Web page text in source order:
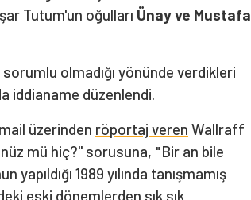
Tutum'un oğulları Ünay ve Mustafa
olmadığı yönünde verdikleri
iddianame düzenlendi.
üzerinden röportaj veren Wallraff
mü hiç?" sorusuna, "Bir an bile
1989 yılında tanışmamış
eski dönemlerden sık sık